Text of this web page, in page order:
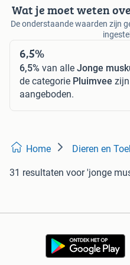
Wat je moet weten
De onderstaande waarden zijn
6,5%
6,5% van alle Jonge
de categorie Pluimvee
aangeboden.
Home Dieren en
31 resultaten voor 'jonge